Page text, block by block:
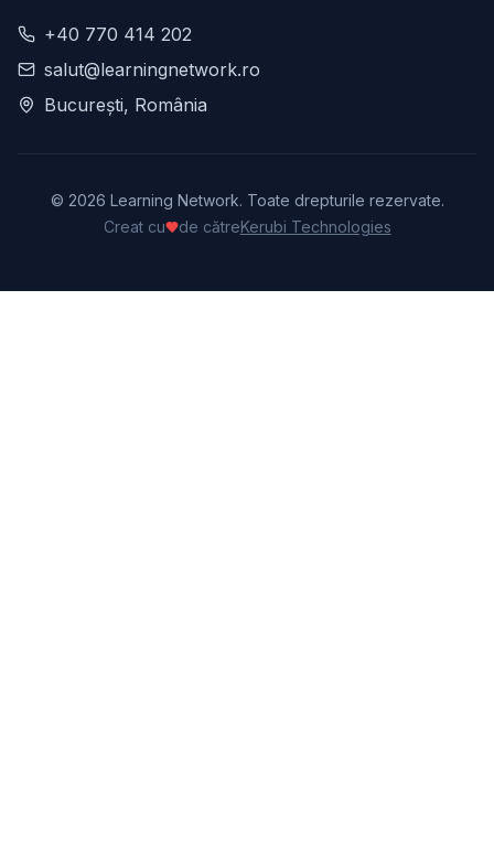
+40 770 414 202
salut@learningnetwork.ro
București, România
© 2026 Learning Network. Toate drepturile rezervate.
Creat cu
de cătreKerubi Technologies